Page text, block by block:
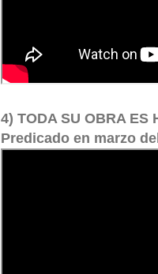
4) TODA SU OBRA ES
Predicado en marzo